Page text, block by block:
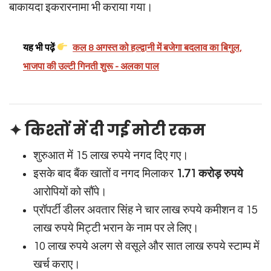
बाकायदा इकरारनामा भी कराया गया।
यह भी पढ़ें
कल 8 अगस्त को हल्द्वानी में बजेगा बदलाव का बिगुल,
भाजपा की उल्टी गिनती शुरू - अलका पाल
✦ किश्तों में दी गई मोटी रकम
शुरुआत में 15 लाख रुपये नगद दिए गए।
इसके बाद बैंक खातों व नगद मिलाकर 1.71 करोड़ रुपये
आरोपियों को सौंपे।
प्रॉपर्टी डीलर अवतार सिंह ने चार लाख रुपये कमीशन व 15
लाख रुपये मिट्टी भरान के नाम पर ले लिए।
10 लाख रुपये अलग से वसूले और सात लाख रुपये स्टाम्प में
खर्च कराए।